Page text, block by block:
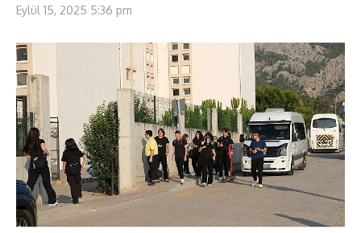
Eylül 15, 2025 5:36 pm